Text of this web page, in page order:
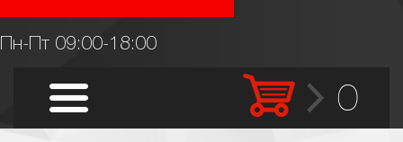
Пн-Пт 09:00-18:00
0